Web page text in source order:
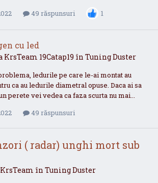
49 răspunsuri 1
cu led
KrsTeam 19Catap19 în Tuning Duster
ledurile pe care le-ai montat au
ca au ledurile diametral opuse. Daca ai sa
perete vei vedea ca faza scurta nu mai...
49 răspunsuri
( radar) unghi mort sub
KrsTeam în Tuning Duster